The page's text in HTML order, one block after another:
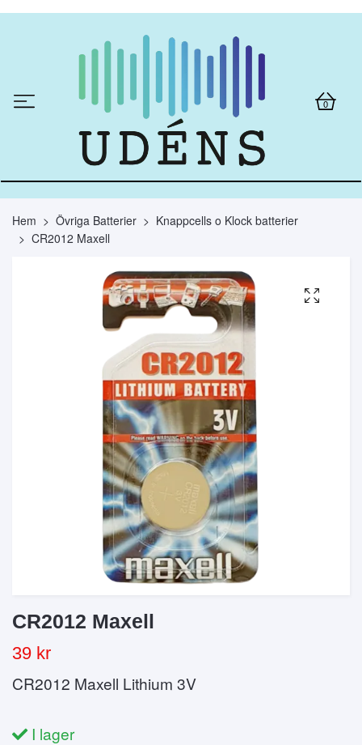
0
Hem Övriga Batterier
Knappcells o Klock batterier
CR2012 Maxell
CR2012 Maxell
39 kr
CR2012 Maxell Lithium 3V
I lager